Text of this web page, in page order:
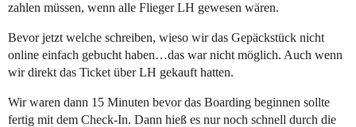
zahlen müssen, wenn alle Flieger LH gewesen wären.
Bevor jetzt welche schreiben, wieso wir das Gepäckstück nicht
online einfach gebucht haben…das war nicht möglich. Auch wenn
wir direkt das Ticket über LH gekauft hatten.
Wir waren dann 15 Minuten bevor das Boarding beginnen sollte
fertig mit dem Check-In. Dann hieß es nur noch schnell durch die